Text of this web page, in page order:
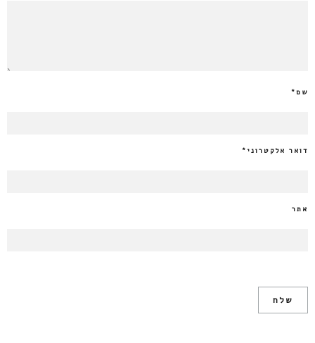
שם*
דואר אלקטרוני *
אתר